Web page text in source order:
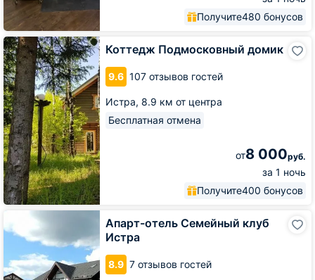
Получите480 бонусов
Коттедж Подмосковный домик
9.6 107 отзывов гостей
Истра, 8.9 км от центра
Бесплатная отмена
от8 000руб.
за 1 ночь
Получите400 бонусов
Коттедж
Подмосковный
домик
Апарт-отель Семейный клуб
Истра
8.9 7 отзывов гостей
отель
Семейный
клуб
Истра